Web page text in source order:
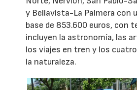
y Bellavista-La Palmera con
base de 853.600 euros, con
incluyen la astronomía, las
los viajes en tren y los
la naturaleza.